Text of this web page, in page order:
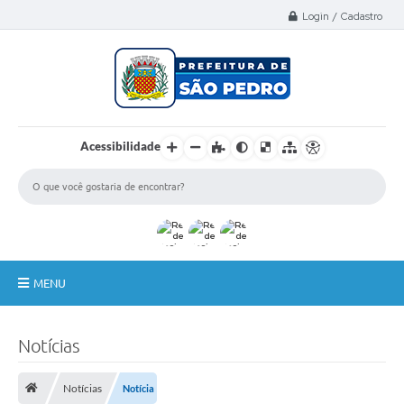
Login / Cadastro
Acessibilidade
MENU
Secretarias
Notícias
Notícias Notícia